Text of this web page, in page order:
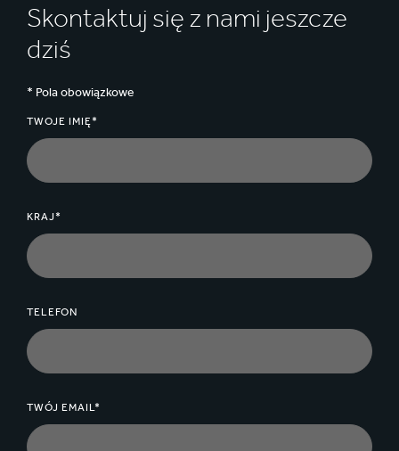
Skontaktuj się z nami jeszcze
dziś
* Pola obowiązkowe
TWOJE IMIĘ*
KRAJ*
TELEFON
TWÓJ EMAIL*